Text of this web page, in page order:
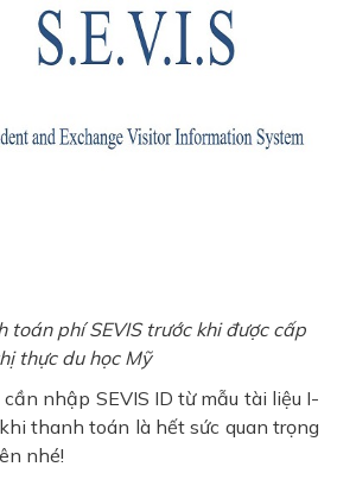
toán phí SEVIS trước khi được cấp
thực du học Mỹ
nhập SEVIS ID từ mẫu tài liệu I-
thanh toán là hết sức quan trọng
nhé!